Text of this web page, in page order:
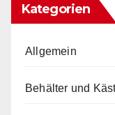
Kategorien
Allgemein
Behälter und